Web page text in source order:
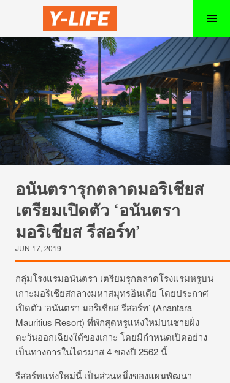
อนันตรารุกตลาดมอริเชียส
เตรียมเปิดตัว ‘อนันตรา
มอริเชียส รีสอร์ท’
JUN 17, 2019
กลุ่มโรงแรมอนันตรา เตรียมรุกตลาดโรงแรมหรูบน
เกาะมอริเชียสกลางมหาสมุทรอินเดีย โดยประกาศ
เปิดตัว ‘อนันตรา มอริเชียส รีสอร์ท’ (Anantara
Mauritius Resort) ที่พักสุดหรูแห่งใหม่บนชายฝั่ง
ตะวันออกเฉียงใต้ของเกาะ โดยมีกำหนดเปิดอย่าง
เป็นทางการในไตรมาส 4 ของปี 2562 นี้
รีสอร์ทแห่งใหม่นี้ เป็นส่วนหนึ่งของแผนพัฒนา